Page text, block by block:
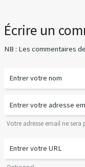
Écrire un
NB : Les commentaires
Votre adresse email ne sera